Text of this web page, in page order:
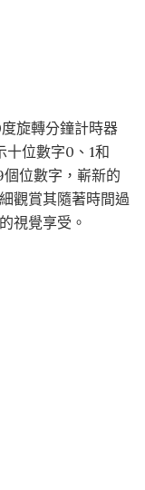
旋轉分鐘計時器
十位數字0、1和
位數字，嶄新的
觀賞其隨著時間過
視覺享受。